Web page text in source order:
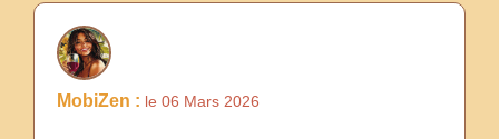
MobiZen : le 06 Mars 2026